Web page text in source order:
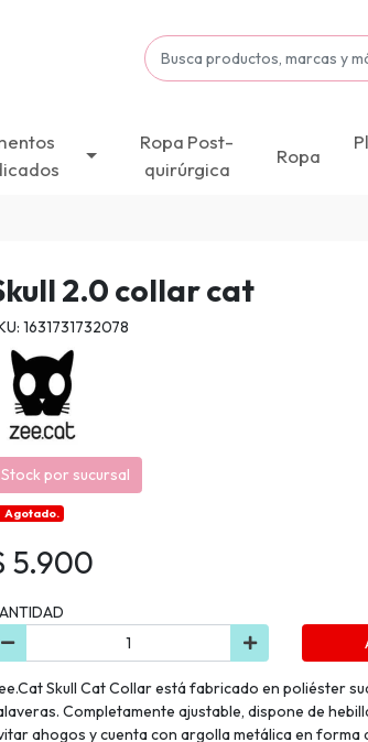
Ropa Post-
quirúrgica
Ropa
2.0 collar cat
1631731732078
Stock por sucursal
Agotado.
5.900
Skull Cat Collar está fabricado en poliéster
Completamente ajustable, dispone de
ahogos y cuenta con argolla metálica en forma